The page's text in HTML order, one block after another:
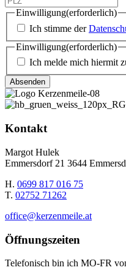
Einwilligung(erforderlich)
Ich stimme der
Einwilligung(erforderlich)
Ich melde mich hiermit
Kontakt
Margot Hulek
Emmersdorf 21 3644
H. 0699 817 016 75
T. 02752 71262
office@kerzenmeile.at
Öffnungszeiten
Telefonisch bin ich MO-FR